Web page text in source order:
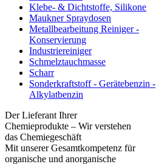
Klebe- & Dichtstoffe, Silikone
Maukner Spraydosen
Metallbearbeitung Reiniger -
Konservierung
Industriereiniger
Schmelztauchmasse
Scharr
Sonderkraftstoff - Gerätebenzin -
Alkylatbenzin
Der Lieferant Ihrer
Chemieprodukte – Wir verstehen
das Chemiegeschäft
Mit unserer Gesamtkompetenz für
organische und anorganische